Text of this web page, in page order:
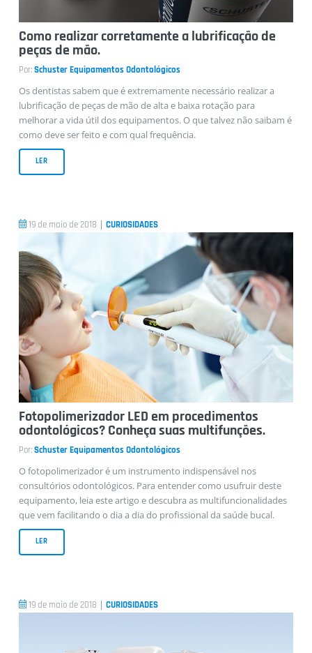
Como realizar corretamente a lubrificação de
peças de mão.
Por:Schuster Equipamentos Odontológicos
Os dentistas sabem que é extremamente necessário realizar a
lubrificação de peças de mão de alta e baixa rotação para
melhorar a vida útil dos equipamentos. O que talvez não saibam é
como deve ser feito e com qual frequência.
LER
19 de maio de 2018 |CURIOSIDADES
Fotopolimerizador LED em procedimentos
odontológicos? Conheça suas multifunções.
Por:Schuster Equipamentos Odontológicos
O fotopolimerizador é um instrumento indispensável nos
consultórios odontológicos. Para entender como usufruir deste
equipamento, leia este artigo e descubra as multifuncionalidades
que vem facilitando o dia a dia do profissional da saúde bucal.
LER
19 de maio de 2018 |CURIOSIDADES